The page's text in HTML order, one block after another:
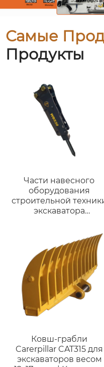
Самые
Продукты
Части навесного
оборудования
строительной
экскаватора
верхнего типа
Гидравлический
отбойный молоток
Ковш-грабли
Carerpillar CAT315 для
экскаваторов весом